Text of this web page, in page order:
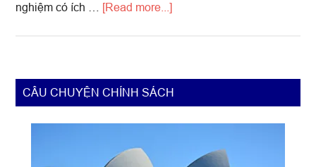
nghiệm có ích … [Read more...]about
cách
thể
Primary
CÂU CHUYỆN CHÍNH SÁCH